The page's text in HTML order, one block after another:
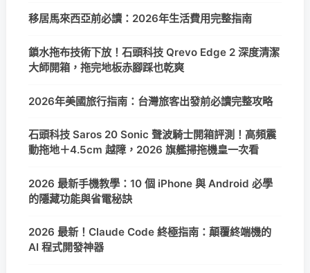
移居馬來西亞前必讀：2026年生活費用完整指南
鎖水拖布技術下放！石頭科技 Qrevo Edge 2 深度清潔
大師開箱，拖完地板赤腳踩也乾爽
2026年美國旅行指南：台灣旅客出發前必讀完整攻略
石頭科技 Saros 20 Sonic 聲波騎士開箱評測！高頻震
動拖地＋4.5cm 越障，2026 旗艦掃拖機皇一次看
2026 最新手機教學：10 個 iPhone 與 Android 必學
的隱藏功能與省電秘訣
2026 最新！Claude Code 終極指南：顛覆終端機的
AI 程式開發神器